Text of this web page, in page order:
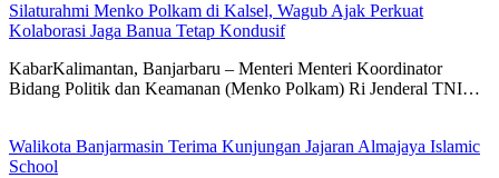
Silaturahmi Menko Polkam di Kalsel, Wagub Ajak Perkuat
Kolaborasi Jaga Banua Tetap Kondusif
KabarKalimantan, Banjarbaru – Menteri Menteri Koordinator
Bidang Politik dan Keamanan (Menko Polkam) Ri Jenderal TNI…
Walikota Banjarmasin Terima Kunjungan Jajaran Almajaya Islamic
School